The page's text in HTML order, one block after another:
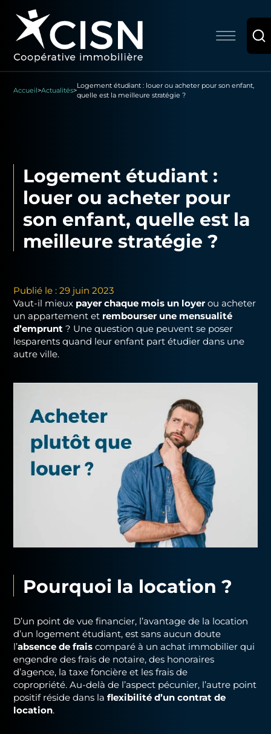
Accueil>Actualités>
Logement étudiant : louer ou acheter pour son enfant,
quelle est la meilleure stratégie ?
Logement étudiant :
louer ou acheter pour
son enfant, quelle est la
meilleure stratégie ?
Publié le : 29 juin 2023
Vaut-il mieux payer chaque mois un loyer ou acheter
un appartement et rembourser une mensualité
d’emprunt ? Une question que peuvent se poser
lesparents quand leur enfant part étudier dans une
autre ville.
Pourquoi la location ?
D’un point de vue financier, l’avantage de la location
d’un logement étudiant, est sans aucun doute
l’absence de frais comparé à un achat immobilier qui
engendre des frais de notaire, des honoraires
d’agence, la taxe foncière et les frais de
copropriété. Au-delà de l’aspect pécunier, l’autre point
positif réside dans laflexibilité d’un contrat de
location.